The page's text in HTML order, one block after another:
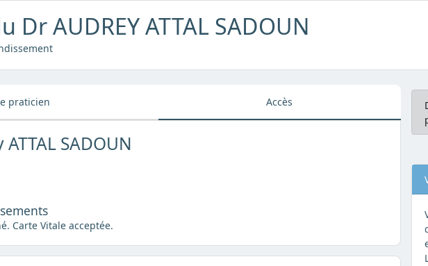
Dr AUDREY ATTAL SADOUN
praticien Accès
SADOUN
Carte Vitale acceptée.